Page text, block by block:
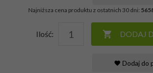
Najniższa cena produktu z ostatnich 30 dni:
Ilość: DODAJ
Dodaj do